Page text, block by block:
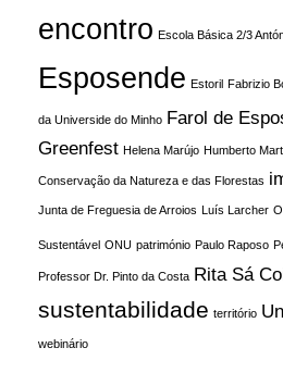
encontro Escola Básica 2/3
Esposende Estoril Fabrizio
da Universide do Minho Farol de
Greenfest Helena Marújo Humberto
Conservação da Natureza e das Florestas
Junta de Freguesia de Arroios Luís Larcher
Sustentável ONU património Paulo Raposo
Professor Dr. Pinto da Costa Rita Sá
sustentabilidade território
webinário